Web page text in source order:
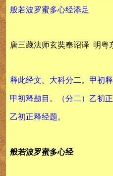
般若波罗蜜多心经添足
唐三藏法师玄奘奉诏译 明粤
释此经文。大科分二。甲初
甲初释题目。（分二）乙初
乙初正释经题。
般若波罗蜜多心经